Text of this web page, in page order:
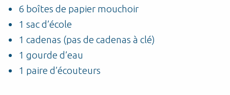
6 boîtes de papier mouchoir
1 sac d’école
1 cadenas (pas de cadenas à clé)
1 gourde d’eau
1 paire d’écouteurs